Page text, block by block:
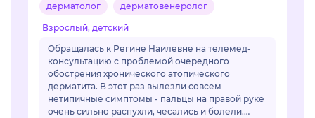
дерматолог дерматовенеролог
Взрослый, детский
Обращалась к Регине Наилевне на телемед-
консультацию с проблемой очередного
обострения хронического атопического
дерматита. В этот раз вылезли совсем
нетипичные симптомы - пальцы на правой руке
очень сильно распухли, чесались и болели.